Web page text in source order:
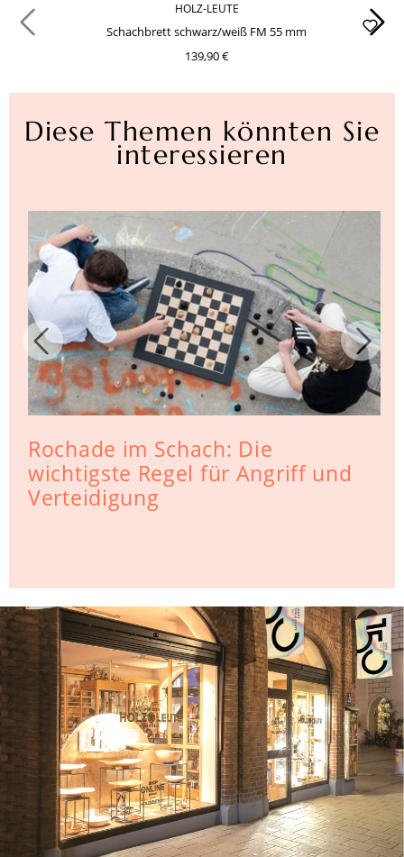
HOLZ-LEUTE
Schachbrett schwarz/weiß FM 55 mm
139,90 €
Diese Themen könnten Sie
interessieren
Rochade im Schach: Die
wichtigste Regel für Angriff und
Verteidigung